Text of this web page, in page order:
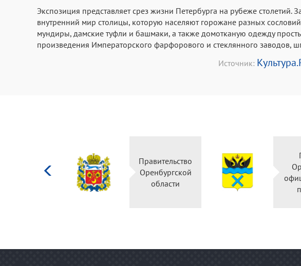
Экспозиция представляет срез жизни Петербурга на рубеже
внутренний мир столицы, которую населяют горожане разных
мундиры, дамские туфли и башмаки, а также домотканую одежду
произведения Императорского фарфорового и стеклянного заводов,
Источник:
Правительство
Оренбургской
области